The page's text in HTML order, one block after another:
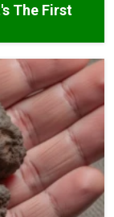
The First